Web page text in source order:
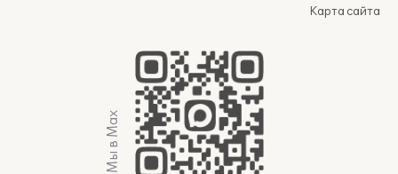
Карта сайта
Мы в Max